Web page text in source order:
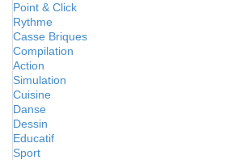
Point & Click
Rythme
Casse Briques
Compilation
Action
Simulation
Cuisine
Danse
Dessin
Educatif
Sport